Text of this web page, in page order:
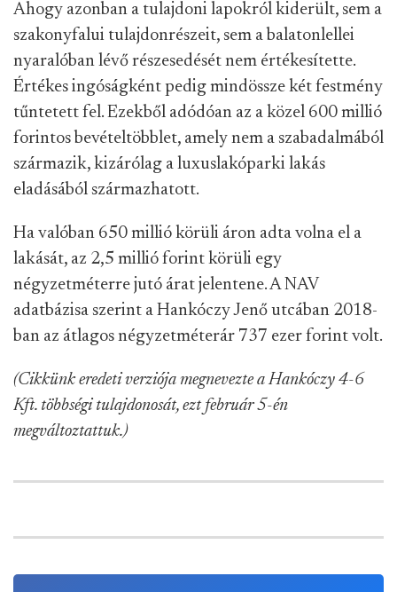
Ahogy azonban a tulajdoni lapokról kiderült, sem a
szakonyfalui tulajdonrészeit, sem a balatonlellei
nyaralóban lévő részesedését nem értékesítette.
Értékes ingóságként pedig mindössze két festmény
tűntetett fel. Ezekből adódóan az a közel 600 millió
forintos bevételtöbblet, amely nem a szabadalmából
származik, kizárólag a luxuslakóparki lakás
eladásából származhatott.
Ha valóban 650 millió körüli áron adta volna el a
lakását, az 2,5 millió forint körüli egy
négyzetméterre jutó árat jelentene. A NAV
adatbázisa szerint a Hankóczy Jenő utcában 2018-
ban az átlagos négyzetméterár 737 ezer forint volt.
(Cikkünk eredeti verziója megnevezte a Hankóczy 4-6
Kft. többségi tulajdonosát, ezt február 5-én
megváltoztattuk.)